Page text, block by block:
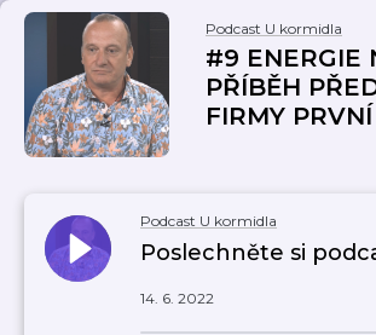
Podcast U kormidla
#9 ENERGIE
PŘÍBĚH
FIRMY
Podcast U kormidla
Poslechněte si
14. 6. 2022